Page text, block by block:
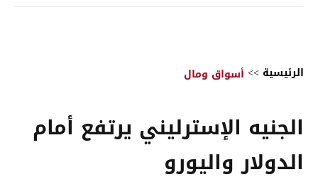
الرئيسية >> أسواق ومال
الجنيه الإسترليني يرتفع أمام
الدولار واليورو